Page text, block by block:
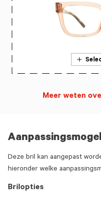
Deze bril kan aangepast
hieronder welke
Brilopties
Meer weten